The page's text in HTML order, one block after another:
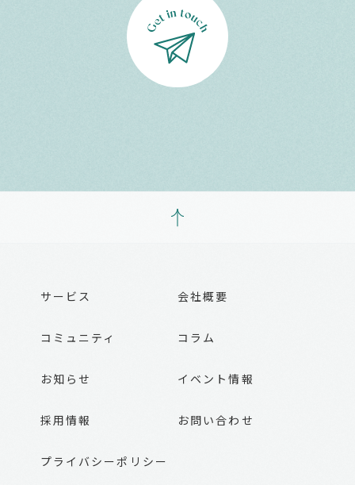
サービス 会社概要
コミュニティ コラム
お知らせ イベント情報
採用情報 お問い合わせ
プライバシーポリシー